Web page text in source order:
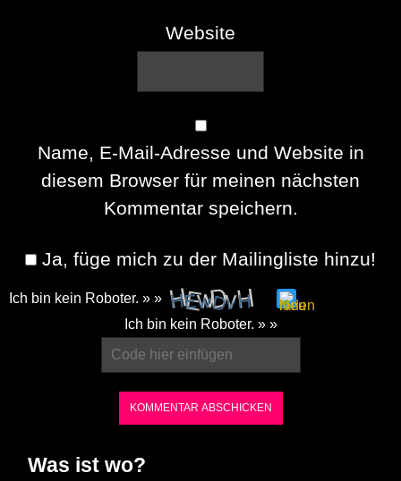
Website
Name, E-Mail-Adresse und Website in
diesem Browser für meinen nächsten
Kommentar speichern.
Ja, füge mich zu der Mailingliste hinzu!
Ich bin kein Roboter. » »
Ich bin kein Roboter. » »
Was ist wo?